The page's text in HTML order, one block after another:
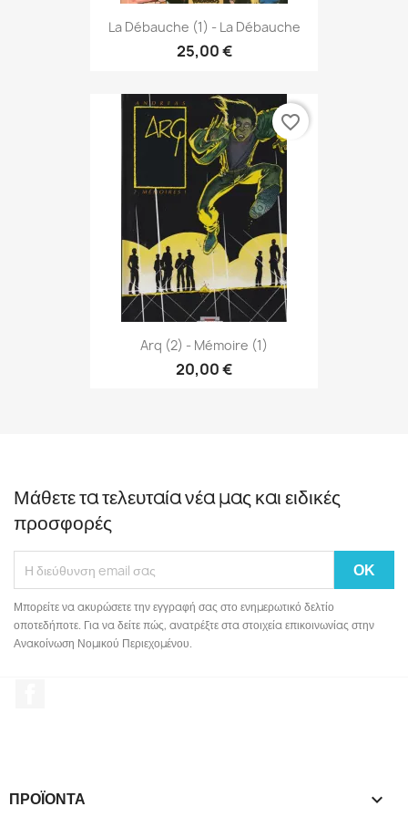
La Débauche (1) - La Débauche
25,00 €
Arq (2) - Mémoire (1)
20,00 €
favorite_border
Μάθετε τα τελευταία νέα μας και ειδικές
προσφορές
Μπορείτε να ακυρώσετε την εγγραφή σας στο ενημερωτικό δελτίο
οποτεδήποτε. Για να δείτε πώς, ανατρέξτε στα στοιχεία επικοινωνίας στην
Ανακοίνωση Νομικού Περιεχομένου.
ΠΡΟΪΌΝΤΑ 